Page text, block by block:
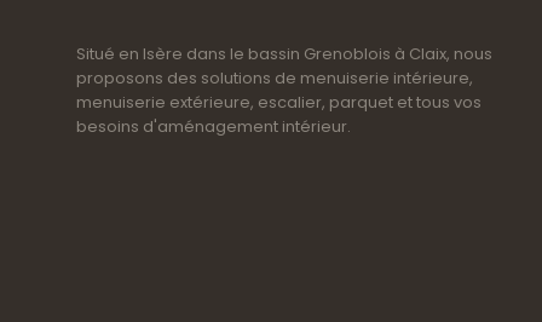
Situé en Isère dans le bassin Grenoblois à Claix, nous
proposons des solutions de menuiserie intérieure,
menuiserie extérieure, escalier, parquet et tous vos
besoins d'aménagement intérieur.